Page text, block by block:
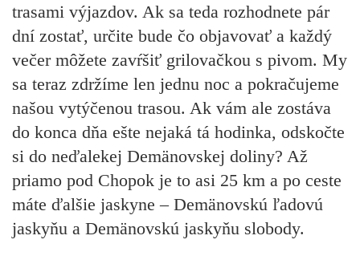
trasami výjazdov. Ak sa teda rozhodnete pár
dní zostať, určite bude čo objavovať a každý
večer môžete zavŕšiť grilovačkou s pivom. My
sa teraz zdržíme len jednu noc a pokračujeme
našou vytýčenou trasou. Ak vám ale zostáva
do konca dňa ešte nejaká tá hodinka, odskočte
si do neďalekej Demänovskej doliny? Až
priamo pod Chopok je to asi 25 km a po ceste
máte ďalšie jaskyne – Demänovskú ľadovú
jaskyňu a Demänovskú jaskyňu slobody.